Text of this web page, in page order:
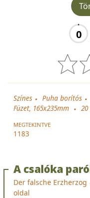
0
Színes Puha borítós
Füzet, 165x235mm
20
MEGTEKINTVE
1183
A csalóka
Der falsche Erzherzog
oldal